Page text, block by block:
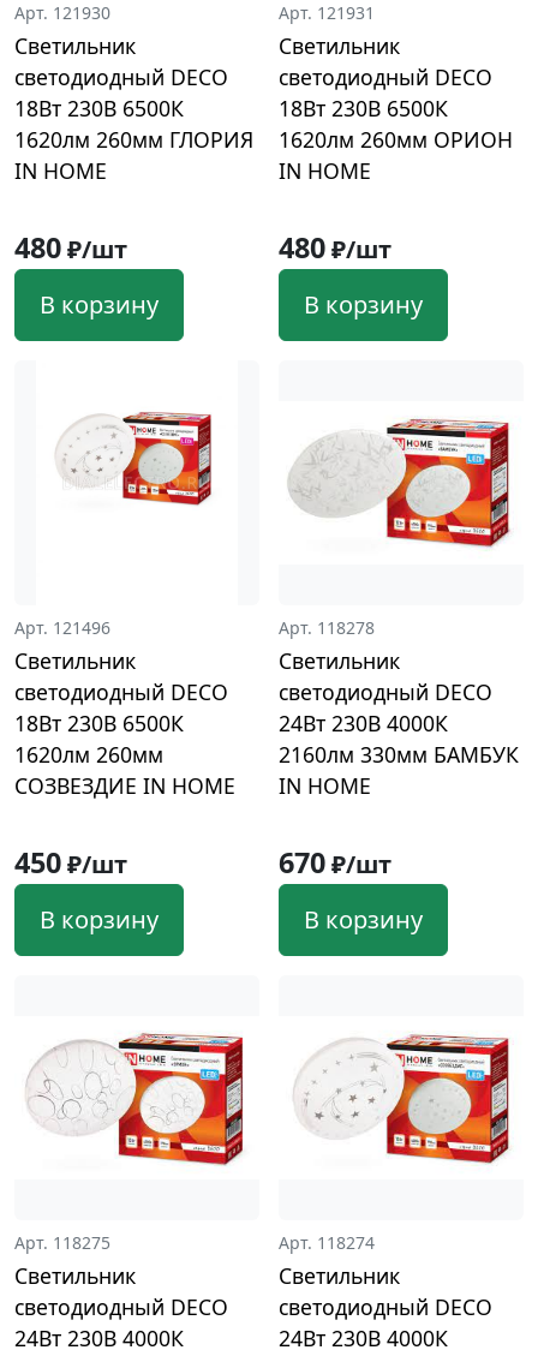
Арт. 121930
Светильник
светодиодный DECO
18Вт 230В 6500К
1620лм 260мм ГЛОРИЯ
IN HOME
480₽/шт
В корзину
Арт. 121931
Светильник
светодиодный DECO
18Вт 230В 6500К
1620лм 260мм ОРИОН
IN HOME
480₽/шт
В корзину
Арт. 121496
Светильник
светодиодный DECO
18Вт 230В 6500К
1620лм 260мм
СОЗВЕЗДИЕ IN HOME
450₽/шт
В корзину
Арт. 118278
Светильник
светодиодный DECO
24Вт 230В 4000К
2160лм 330мм БАМБУК
IN HOME
670₽/шт
В корзину
Арт. 118275
Светильник
светодиодный DECO
24Вт 230В 4000К
Арт. 118274
Светильник
светодиодный DECO
24Вт 230В 4000К